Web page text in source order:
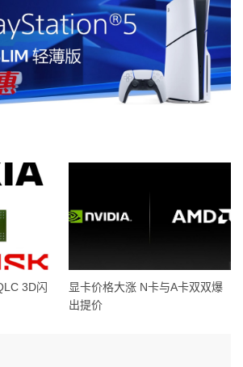
3D闪
显卡价格大涨 N卡与A卡双双爆
出提价